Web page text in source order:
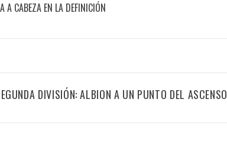
A CABEZA EN LA DEFINICIÓN
DIVISIÓN: ALBION A UN PUNTO DEL ASCENSO